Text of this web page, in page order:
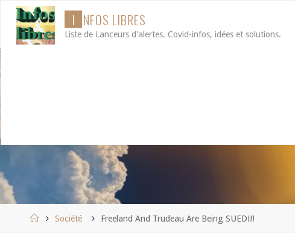
Aller
contenu
I NFOS L IBRES
Liste de Lanceurs d'alertes. Covid-infos, idées et solutions.
AccueilSociété Freeland And Trudeau Are Being SUED!!!